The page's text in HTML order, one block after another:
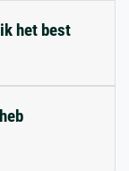
het best